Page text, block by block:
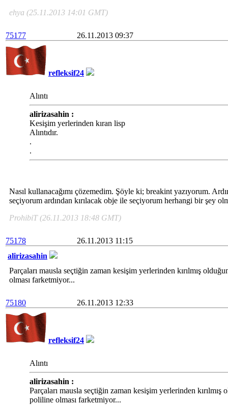
ehya (25.11.2013 14:01 GMT)
75177 26.11.2013 09:37
refleksif24
Alıntı
alirizasahin :
Kesişim yerlerinden kıran lisp
Alıntıdır.
.
.
Nasıl kullanacağımı çözemedim. Şöyle ki; breakint yazıyorum.
seçiyorum ardından kırılacak obje ile seçiyorum herhangi bir şey
ProhibiT (26.11.2013 18:48 GMT)
75178
26.11.2013 11:15
alirizasahin
Parçaları mausla seçtiğin zaman kesişim yerlerinden kırılmış
olması farketmiyor...
75180 26.11.2013 12:33
refleksif24
Alıntı
alirizasahin :
Parçaları mausla seçtiğin zaman kesişim yerlerinden
poliline olması farketmiyor...